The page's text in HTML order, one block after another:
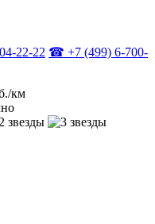
22-22 ☎ +7 (499) 6-700-
км